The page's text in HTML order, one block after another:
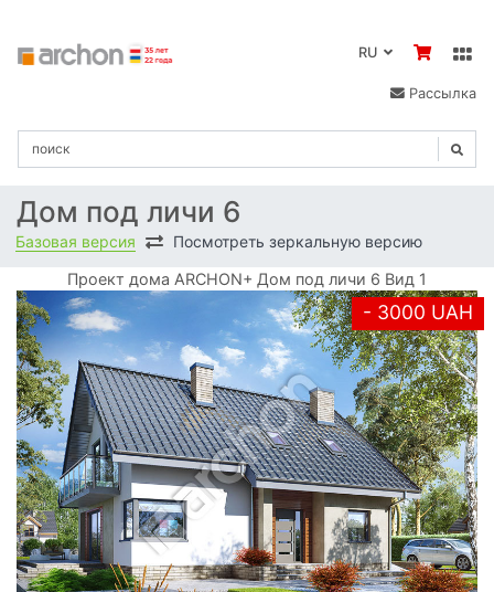
Рассылка
Дом под личи 6
Базовая версия Посмотреть зеркальную версию
Проект дома ARCHON+ Дом под личи 6 Вид 1
- 3000 UAH